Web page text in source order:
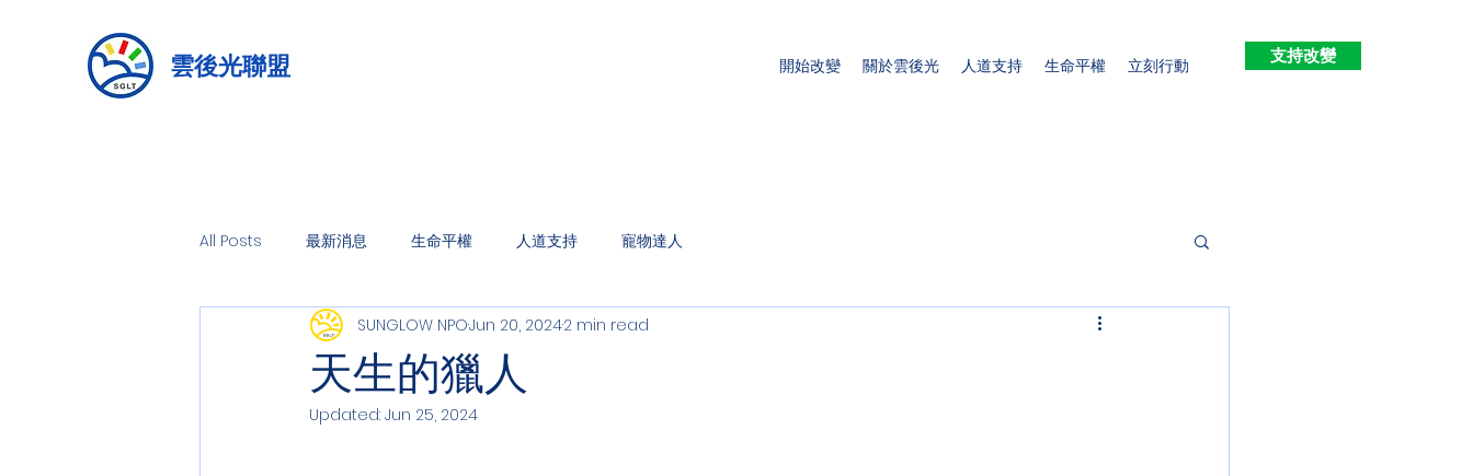
雲後光聯盟 開始改變 關於雲後光 人道支持 生命平權 立刻行動 支持改變
All Posts 最新消息 生命平權 人道支持 寵物達人
天生的獵人
SUNGLOW NPOJun 20, 20242 min read
Updated: Jun 25, 2024